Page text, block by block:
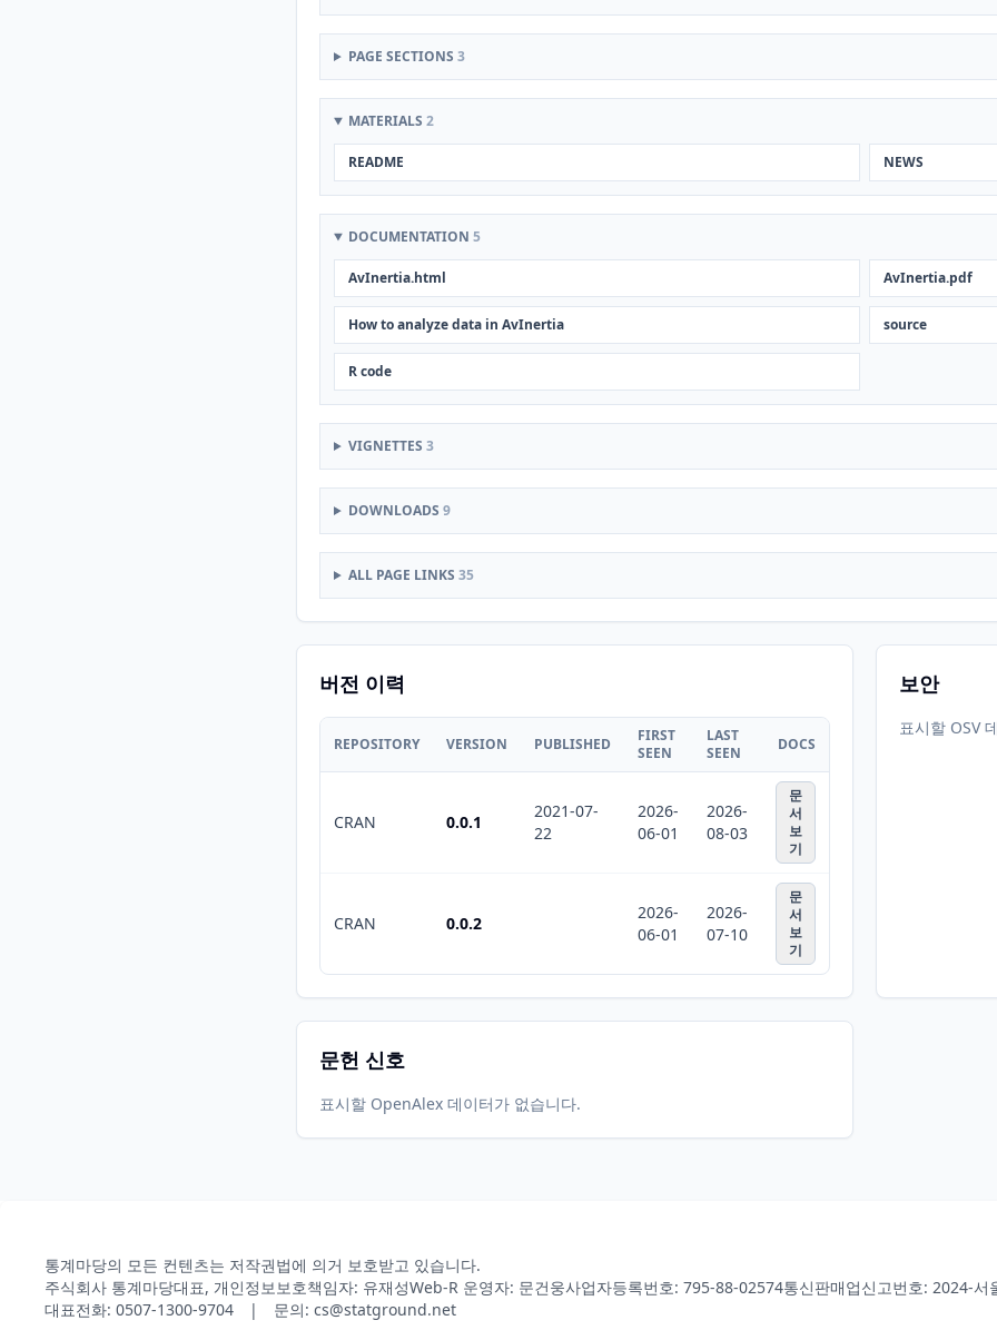
PAGE SECTIONS 3
MATERIALS 2
README NEWS
DOCUMENTATION 5
AvInertia.html AvInertia.pdf
How to analyze data in AvInertia source
R code
VIGNETTES 3
DOWNLOADS 9
ALL PAGE LINKS 35
버전 이력
REPOSITORY VERSION PUBLISHED
FIRST
SEEN
LAST
SEEN
DOCS
CRAN 0.0.1
2021-07-
22
2026-
06-01
2026-
08-03
문
서
보
기
CRAN 0.0.2
2026-
06-01
2026-
07-10
문
서
보
기
보안
표시할 OSV
문헌 신호
표시할 OpenAlex 데이터가 없습니다.
통계마당의 모든 컨텐츠는 저작권법에 의거 보호받고 있습니다.
주식회사 통계마당대표, 개인정보보호책임자: 유재성Web-R 운영자: 문건웅사업자등록번호: 795-88-02574통신판매업신고번호: 2024-서
대표전화: 0507-1300-9704 | 문의: cs@statground.net